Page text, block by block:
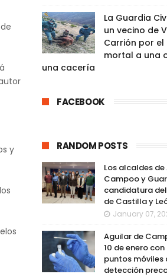
y
La Guardia
un vecino de
Carrión por el
mortal a una
una cacería
FACEBOOK
RANDOM POSTS
Los alcaldes
Campoo y
candidatura
de Castilla y
January 07,
Aguilar de
10 de enero con
puntos móviles
detección